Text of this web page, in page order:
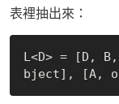
表裡抽出來：
L<D> = [D,